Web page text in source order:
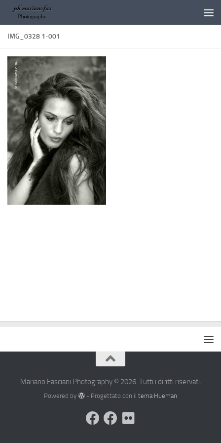
Salta al contenuto
IMG_0328 1-001
Mariano Fasciani Photography © 2026. Tutti i diritti riservati.
Powered by - Progettato con il tema Hueman